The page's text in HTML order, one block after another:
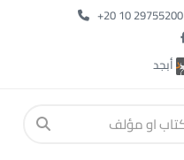
+20 10 29755200
أبجد